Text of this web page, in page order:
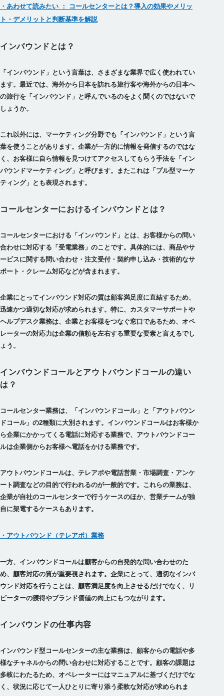
・あわせて読みたい ： コールセンターとは？導入の効果やメリッ
ト・デメリットと判断基準を解説
インバウンドとは？
「インバウンド」という言葉は、さまざまな業界で広く使われてい
ます。最近では、海外から日本を訪れる旅行客や海外からの日本へ
の旅行を「インバウンド」と呼んでいるのをよく聞くのではないで
しょうか。
これ以外には、マーケティング分野でも「インバウンド」という言
葉を使うことがあります。企業が一方的に情報を発信するのではな
く、お客様に自ら情報を見つけてアクセスしてもらう手法を「イン
バウンドマーケティング」と呼びます。またこれは「プル型マーケ
ティング」とも表現されます。
コールセンターにおけるインバウンドとは？
コールセンターにおける「インバウンド」とは、お客様からの問い
合わせに対応する「受電業務」のことです。具体的には、商品やサ
ービスに関する問い合わせ・注文受付・契約申し込み・技術的なサ
ポート・クレーム対応などが含まれます。
企業にとってインバウンド対応の質は顧客満足度に直結するため、
迅速かつ適切な対応が求められます。特に、カスタマーサポートや
ヘルプデスク業務は、企業とお客様をつなぐ窓口であるため、オペ
レーターの対応力は企業の信頼を左右する重要な要素と言えるでし
ょう。
インバウンドコールとアウトバウンドコールの違い
は？
コールセンター業務は、「インバウンドコール」と「アウトバウン
ドコール」の2種類に大別されます。インバウンドコールはお客様か
ら企業にかかってくる電話に対応する業務で、アウトバウンドコー
ルは企業側からお客様へ電話をかける業務です。
アウトバウンドコールは、テレアポや電話営業・市場調査・アンケ
ート調査などの目的で行われるのが一般的です。これらの業務は、
企業が自社のコールセンターで行うケースのほか、営業チームが独
自に架電するケースもあります。
・アウトバウンド（テレアポ）業務
一方、インバウンドコールは顧客からの自発的な問い合わせのた
め、顧客対応の質が重要視されます。企業にとって、適切なインバ
ウンド対応を行うことは、顧客満足度を向上させるだけでなく、リ
ピーターの獲得やブランド価値の向上にもつながります。
インバウンドの仕事内容
インバウンド型コールセンターの主な業務は、顧客からの電話や多
様なチャネルからの問い合わせに対応することです。顧客の課題は
多岐にわたるため、オペレーターにはマニュアルに基づくだけでな
く、状況に応じて一人ひとりに寄り添う柔軟な対応が求められま